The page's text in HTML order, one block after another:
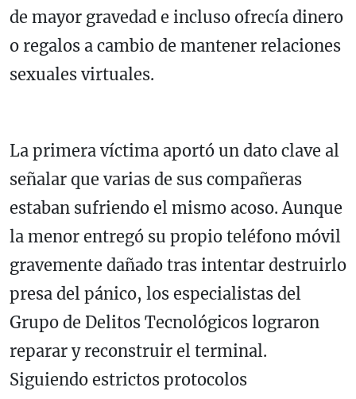
de mayor gravedad e incluso ofrecía dinero
o regalos a cambio de mantener relaciones
sexuales virtuales.
La primera víctima aportó un dato clave al
señalar que varias de sus compañeras
estaban sufriendo el mismo acoso. Aunque
la menor entregó su propio teléfono móvil
gravemente dañado tras intentar destruirlo
presa del pánico, los especialistas del
Grupo de Delitos Tecnológicos lograron
reparar y reconstruir el terminal.
Siguiendo estrictos protocolos